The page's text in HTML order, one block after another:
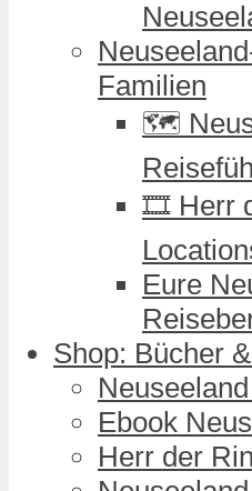
Familien
🗺️
🎞️ Herr
Eure
Shop: Bücher
Ebook
Herr der